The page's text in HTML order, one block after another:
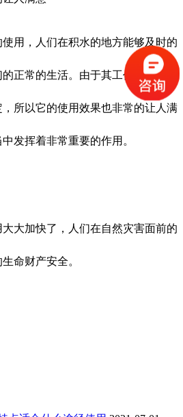
，人们在积水的地方能够及时的
正常的生活。由于其工作效率比较
所以它的使用效果也非常的让人满
发挥着非常重要的作用。
大大加快了，人们在自然灾害面前的
命财产安全。